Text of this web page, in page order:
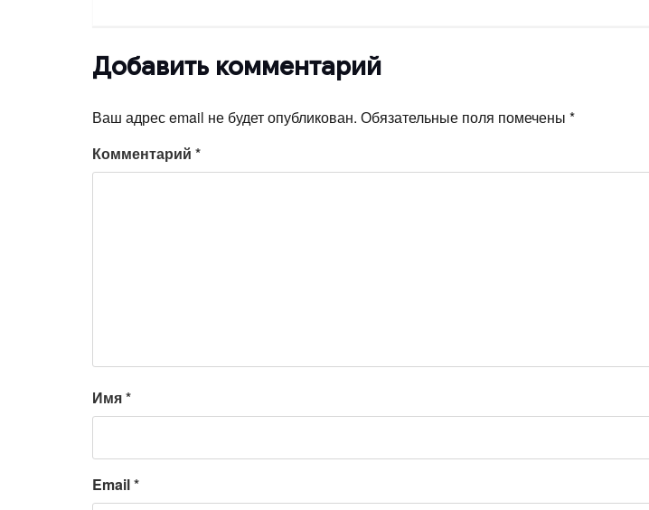
Добавить комментарий
Ваш адрес email не будет опубликован. Обязательные поля помечены *
Комментарий *
Имя*
Email*